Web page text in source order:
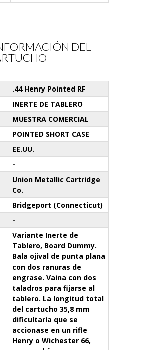
DEL
.44 Henry Pointed RF
INERTE DE TABLERO
MUESTRA COMERCIAL
POINTED SHORT CASE
EE.UU.
-
Union Metallic Cartridge
Co.
Bridgeport (Connecticut)
-
Variante Inerte de
Tablero, Board Dummy.
Bala ojival de punta plana
con dos ranuras de
engrase. Vaina con dos
taladros para fijarse al
tablero. La longitud total
del cartucho 35,8 mm
dificultaría que se
accionase en un rifle
Henry o Wichester 66,